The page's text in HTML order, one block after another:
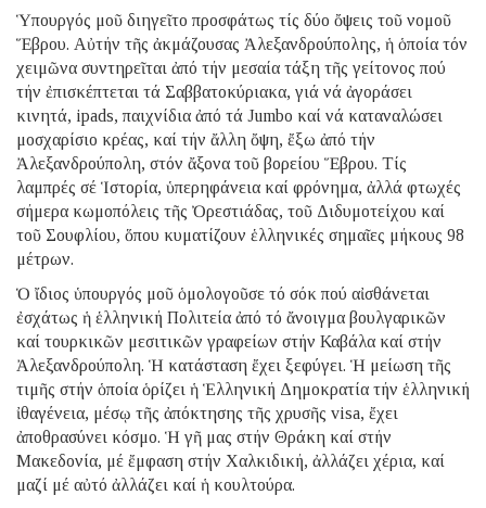
Ὑπουργός μοῦ διηγεῖτο προσφάτως τίς δύο ὄψεις τοῦ νομοῦ
Ἕβρου. Αὐτήν τῆς ἀκμάζουσας Ἀλεξανδρούπολης, ἡ ὁποία τόν
χειμῶνα συντηρεῖται ἀπό τήν μεσαία τάξη τῆς γείτονος πού
τήν ἐπισκέπτεται τά Σαββατοκύριακα, γιά νά ἀγοράσει
κινητά, ipads, παιχνίδια ἀπό τά Jumbo καί νά καταναλώσει
μοσχαρίσιο κρέας, καί τήν ἄλλη ὄψη, ἔξω ἀπό τήν
Ἀλεξανδρούπολη, στόν ἄξονα τοῦ βορείου Ἕβρου. Τίς
λαμπρές σέ Ἱστορία, ὑπερηφάνεια καί φρόνημα, ἀλλά φτωχές
σήμερα κωμοπόλεις τῆς Ὀρεστιάδας, τοῦ Διδυμοτείχου καί
τοῦ Σουφλίου, ὅπου κυματίζουν ἑλληνικές σημαῖες μήκους 98
μέτρων.
Ὁ ἴδιος ὑπουργός μοῦ ὁμολογοῦσε τό σόκ πού αἰσθάνεται
ἐσχάτως ἡ ἑλληνική Πολιτεία ἀπό τό ἄνοιγμα βουλγαρικῶν
καί τουρκικῶν μεσιτικῶν γραφείων στήν Καβάλα καί στήν
Ἀλεξανδρούπολη. Ἡ κατάσταση ἔχει ξεφύγει. Ἡ μείωση τῆς
τιμῆς στήν ὁποία ὁρίζει ἡ Ἑλληνική Δημοκρατία τήν ἑλληνική
ἰθαγένεια, μέσῳ τῆς ἀπόκτησης τῆς χρυσῆς visa, ἔχει
ἀποθρασύνει κόσμο. Ἡ γῆ μας στήν Θράκη καί στήν
Μακεδονία, μέ ἔμφαση στήν Χαλκιδική, ἀλλάζει χέρια, καί
μαζί μέ αὐτό ἀλλάζει καί ἡ κουλτούρα.